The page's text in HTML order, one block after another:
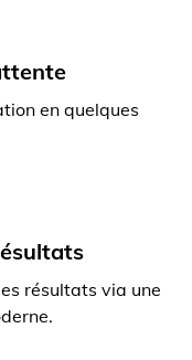
en quelques
résultats via une